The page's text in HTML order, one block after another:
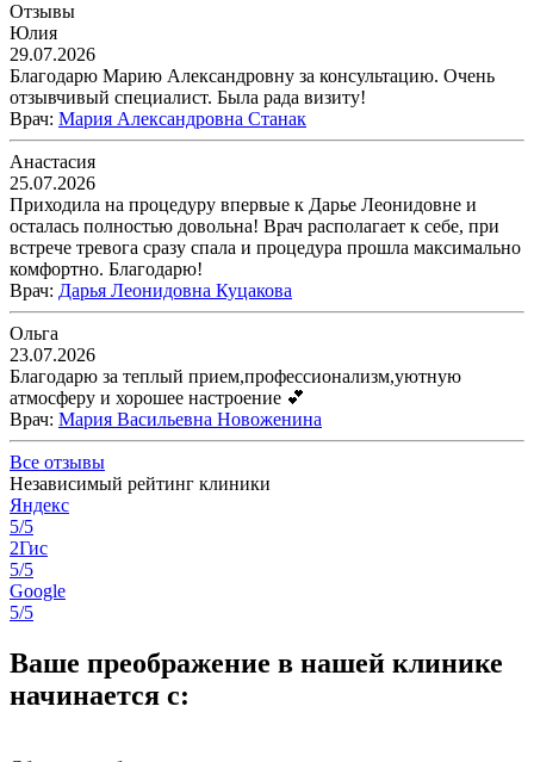
Отзывы
Юлия
29.07.2026
Благодарю Марию Александровну за консультацию. Очень
отзывчивый специалист. Была рада визиту!
Врач: Мария Александровна Станак
Анастасия
25.07.2026
Приходила на процедуру впервые к Дарье Леонидовне и
осталась полностью довольна! Врач располагает к себе, при
встрече тревога сразу спала и процедура прошла максимально
комфортно. Благодарю!
Врач: Дарья Леонидовна Куцакова
Ольга
23.07.2026
Благодарю за теплый прием,профессионализм,уютную
атмосферу и хорошее настроение 💕
Врач: Мария Васильевна Новоженина
Все отзывы
Независимый рейтинг клиники
Яндекс
5/5
2Гис
5/5
Google
5/5
Ваше преображение в нашей клинике
начинается с: